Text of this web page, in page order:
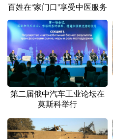
百姓在“家门口”享受中医服务
第二届俄中汽车工业论坛在
莫斯科举行